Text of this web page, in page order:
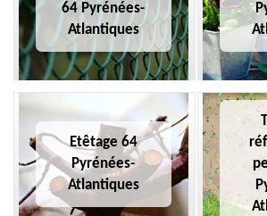
64 Pyrénées-
Atlantiques
Etêtage 64
Pyrénées-
Atlantiques